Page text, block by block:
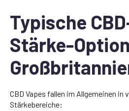
Typische
Stärke-
CBD Vapes fallen im Allgemeinen in
Stärkebereiche: